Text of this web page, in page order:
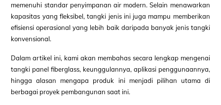
memenuhi standar penyimpanan air modern. Selain menawarkan
kapasitas yang fleksibel, tangki jenis ini juga mampu memberikan
efisiensi operasional yang lebih baik daripada banyak jenis tangki
konvensional.
Dalam artikel ini, kami akan membahas secara lengkap mengenai
tangki panel fiberglass, keunggulannya, aplikasi penggunaannya,
hingga alasan mengapa produk ini menjadi pilihan utama di
berbagai proyek pembangunan saat ini.